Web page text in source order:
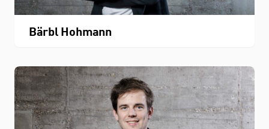
Bärbl Hohmann